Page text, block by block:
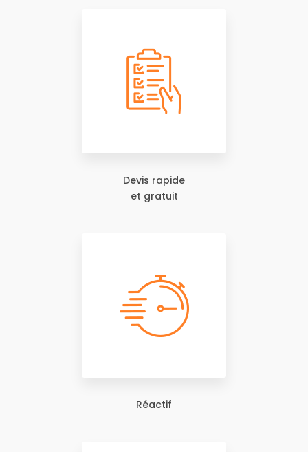
Devis rapide
et gratuit
Réactif